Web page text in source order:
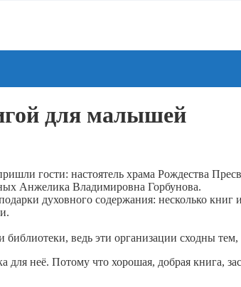
для малышей
гости: настоятель храма Рождества
Анжелика Владимировна Горбунова.
духовного содержания: несколько
библиотеки, ведь эти организации сходны
для неё. Потому что хорошая, добрая книга,